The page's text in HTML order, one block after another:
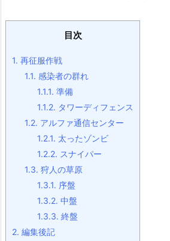
目次
1. 再征服作戦
1.1. 感染者の群れ
1.1.1. 準備
1.1.2. タワーディフェンス
1.2. アルファ通信センター
1.2.1. 太ったゾンビ
1.2.2. スナイパー
1.3. 狩人の草原
1.3.1. 序盤
1.3.2. 中盤
1.3.3. 終盤
2. 編集後記